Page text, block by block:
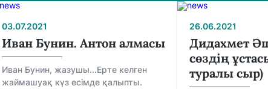
03.07.2021
Иван Бунин. Антон алмасы
Иван Бунин, жазушы...Eртe кeлгeн
жаймашуақ күз eсімдe қалыпты.
26.06.2021
Дидахмет
сөздің
туралы сыр)